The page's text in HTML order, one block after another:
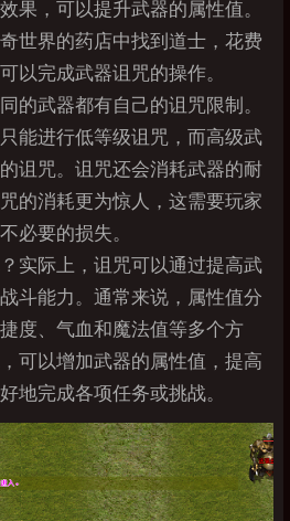
果，可以提升武器的属性值。
世界的药店中找到道士，花费
以完成武器诅咒的操作。
的武器都有自己的诅咒限制。
能进行低等级诅咒，而高级武
诅咒。诅咒还会消耗武器的耐
的消耗更为惊人，这需要玩家
必要的损失。
实际上，诅咒可以通过提高武
斗能力。通常来说，属性值分
度、气血和魔法值等多个方
可以增加武器的属性值，提高
地完成各项任务或挑战。